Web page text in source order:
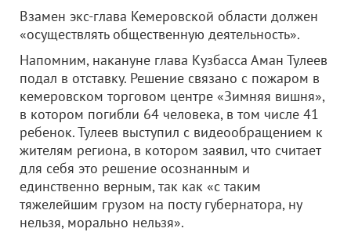
Взамен экс-глава Кемеровской области должен
«осуществлять общественную деятельность».
Напомним, накануне глава Кузбасса Аман Тулеев
подал в отставку. Решение связано с пожаром в
кемеровском торговом центре «Зимняя вишня»,
в котором погибли 64 человека, в том числе 41
ребенок. Тулеев выступил с видеообращением к
жителям региона, в котором заявил, что считает
для себя это решение осознанным и
единственно верным, так как «с таким
тяжелейшим грузом на посту губернатора, ну
нельзя, морально нельзя».